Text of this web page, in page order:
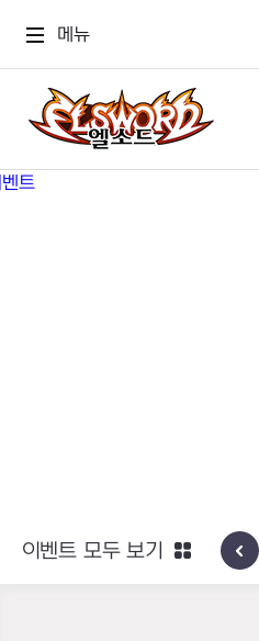
메뉴
신규 지역 네블론
이벤트 모두 보기